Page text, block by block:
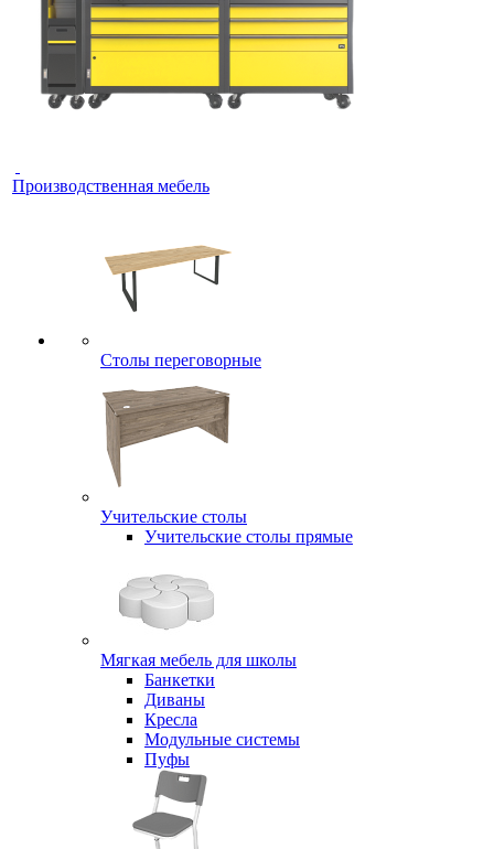
Производственная мебель
Столы переговорные
Учительские столы
Учительские столы прямые
Мягкая мебель для школы
Банкетки
Диваны
Кресла
Модульные системы
Пуфы